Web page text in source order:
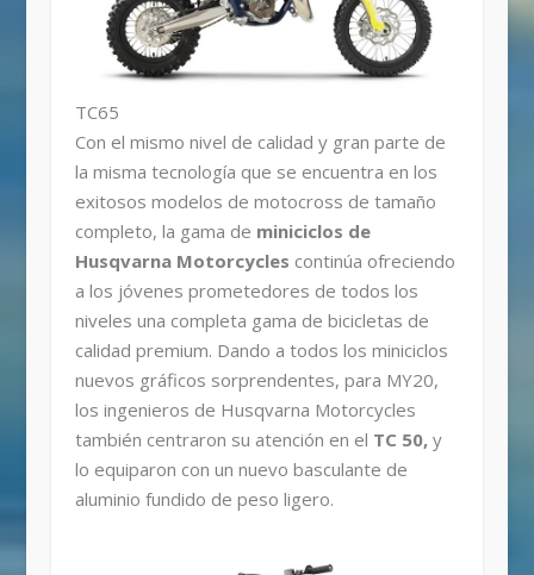
TC65
Con el mismo nivel de calidad y gran parte de
la misma tecnología que se encuentra en los
exitosos modelos de motocross de tamaño
completo, la gama de miniciclos de
Husqvarna Motorcycles continúa ofreciendo
a los jóvenes prometedores de todos los
niveles una completa gama de bicicletas de
calidad premium. Dando a todos los miniciclos
nuevos gráficos sorprendentes, para MY20,
los ingenieros de Husqvarna Motorcycles
también centraron su atención en el TC 50, y
lo equiparon con un nuevo basculante de
aluminio fundido de peso ligero.